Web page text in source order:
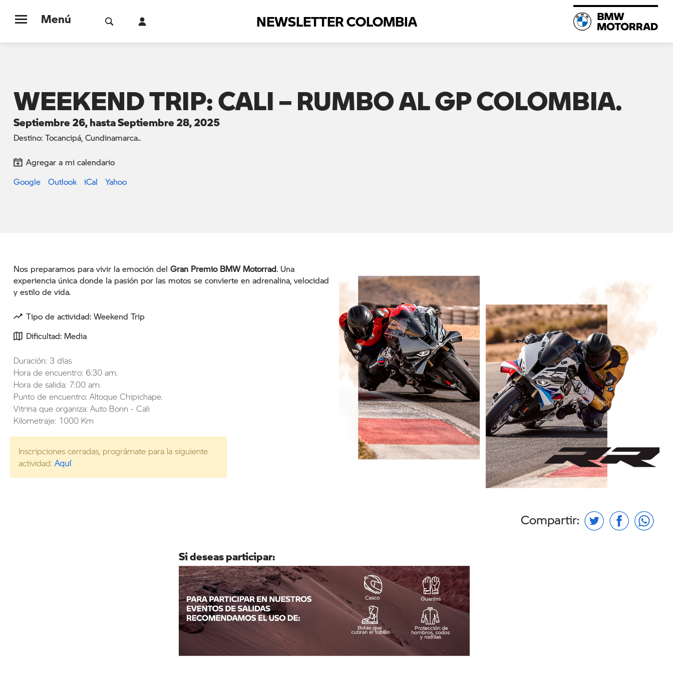
Menú NEWSLETTER COLOMBIA
WEEKEND TRIP: CALI – RUMBO AL GP COLOMBIA.
Septiembre 26, hasta Septiembre 28, 2025
Destino: Tocancipá, Cundinamarca..
Agregar a mi calendario
Google
Outlook iCal Yahoo
Nos preparamos para vivir la emoción del Gran Premio BMW Motorrad. Una
experiencia única donde la pasión por las motos se convierte en adrenalina, velocidad
y estilo de vida.
Tipo de actividad: Weekend Trip
Dificultad: Media
Duración: 3 días
Hora de encuentro: 6:30 am.
Hora de salida: 7:00 am.
Punto de encuentro: Altoque Chipichape.
Vitrina que organiza: Auto Bonn - Cali
Kilometraje: 1000 Km
Inscripciones cerradas, prográmate para la siguiente
actividad: Aquí
Compartir:
Si deseas participar: